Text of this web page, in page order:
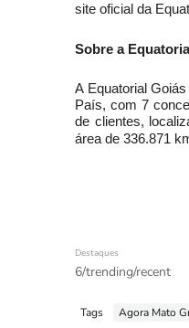
site oficial da
Sobre a
A Equatorial
País, com 7
de clientes,
área de 336.871
Destaques
6/trending/recent
Tags Agora Mato